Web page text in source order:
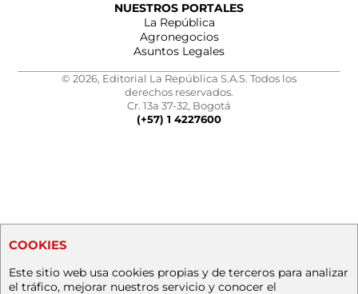
NUESTROS PORTALES
La República
Agronegocios
Asuntos Legales
© 2026, Editorial La República S.A.S. Todos los
derechos reservados.
Cr. 13a 37-32, Bogotá
(+57) 1 4227600
COOKIES
Este sitio web usa cookies propias y de terceros para analizar
el tráfico, mejorar nuestros servicio y conocer el